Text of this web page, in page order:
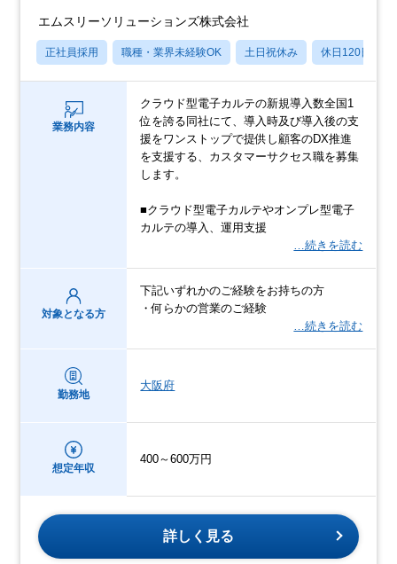
エムスリーソリューションズ株式会社
正社員採用 職種・業界未経験OK 土日祝休み 休日120日以上
業務内容
クラウド型電⼦カルテの新規導⼊数全国1
位を誇る同社にて、導⼊時及び導⼊後の⽀
援をワンストップで提供し顧客のDX推進
を⽀援する、カスタマーサクセス職を募集
します。
■クラウド型電子カルテやオンプレ型電子
カルテの導入、運用支援
…続きを読む
対象となる方
下記いずれかのご経験をお持ちの方
・何らかの営業のご経験
…続きを読む
勤務地
大阪府
想定年収
400～600万円
詳しく見る